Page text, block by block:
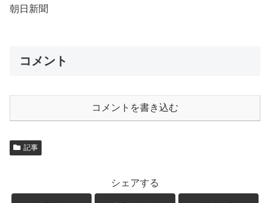
朝日新聞
コメント
コメントを書き込む
記事
シェアする